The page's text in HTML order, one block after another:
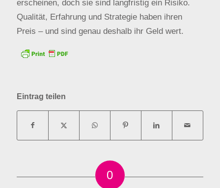
erscheinen, doch sie sind langfristig ein Risiko.
Qualität, Erfahrung und Strategie haben ihren
Preis – und sind genau deshalb ihr Geld wert.
Eintrag teilen
0